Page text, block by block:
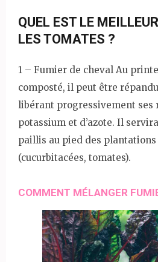
QUEL EST LE
LES TOMATES ?
1 – Fumier de cheval Au
composté, il peut être
libérant progressivement ses
potassium et d’azote. Il
paillis au pied des
(cucurbitacées, tomates).
COMMENT MÉLANGER